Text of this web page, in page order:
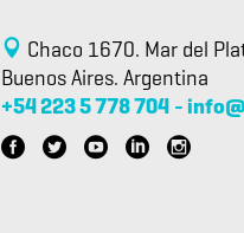
Chaco 1670. Mar del
Buenos Aires. Argentina
+54 223 5 778 704 -